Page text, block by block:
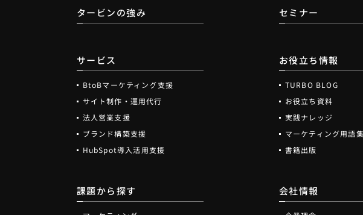
タービンの強み
サービス
BtoBマーケティング支援
サイト制作・運用代行
法人営業支援
ブランド構築支援
HubSpot導入活用支援
課題から探す
セミナー
お役立ち情報
TURBO BLOG
お役立ち資料
実践ナレッジ
マーケティング用語集
書籍出版
会社情報